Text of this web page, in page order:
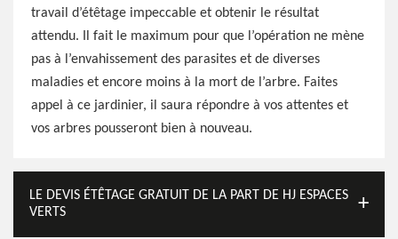
travail d’étêtage impeccable et obtenir le résultat
attendu. Il fait le maximum pour que l’opération ne mène
pas à l’envahissement des parasites et de diverses
maladies et encore moins à la mort de l’arbre. Faites
appel à ce jardinier, il saura répondre à vos attentes et
vos arbres pousseront bien à nouveau.
LE DEVIS ÉTÊTAGE GRATUIT DE LA PART DE HJ ESPACES
VERTS